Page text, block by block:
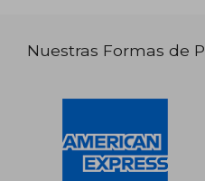
Nuestras Formas de